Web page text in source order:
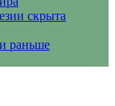
скрыта
раньше